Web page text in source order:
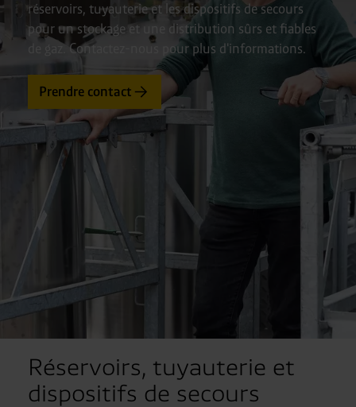
réservoirs, tuyauterie et les dispositifs de secours
pour un stockage et une distribution sûrs et fiables
de gaz. Contactez-nous pour plus d'informations.
Prendre contact
Réservoirs, tuyauterie et
dispositifs de secours